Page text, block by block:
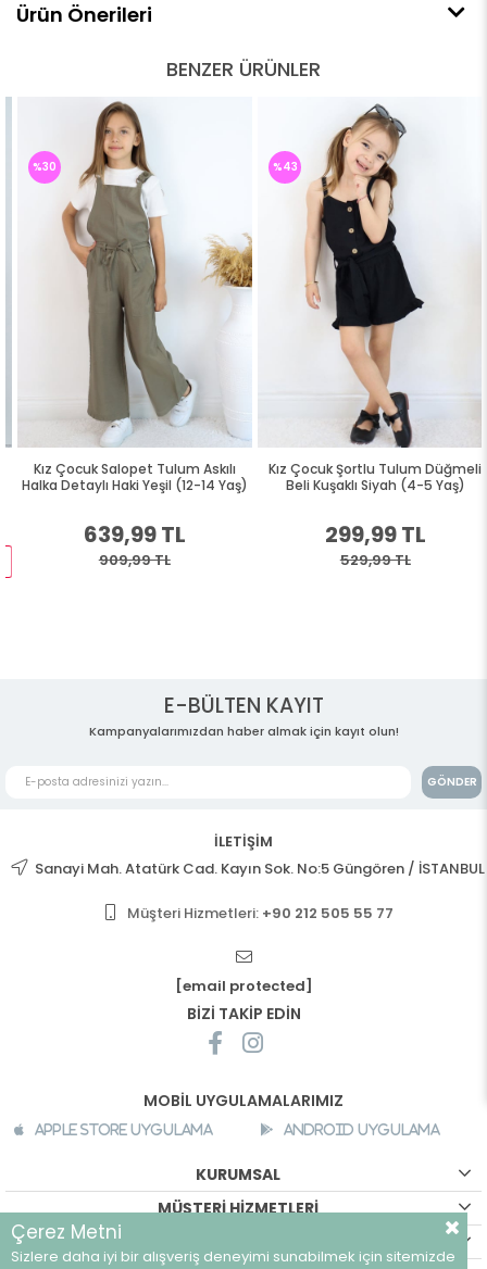
Ürün Önerileri
BENZER ÜRÜNLER
Kız Çocuk Salopet Tulum Askılı
Halka Detaylı Haki Yeşil (12-14 Yaş)
639,99 TL
909,99 TL
%30
Kız Çocuk Şortlu Tulum Düğmeli
Beli Kuşaklı Siyah (4-5 Yaş)
299,99 TL
529,99 TL
%43
E-BÜLTEN KAYIT
Kampanyalarımızdan haber almak için kayıt olun!
GÖNDER
İLETİŞİM
Sanayi Mah. Atatürk Cad. Kayın Sok. No:5 Güngören / İSTANBUL
Müşteri Hizmetleri: +90 212 505 55 77
[email protected]
BİZİ TAKİP EDİN
MOBİL UYGULAMALARIMIZ
Apple Store Uygulama Android Uygulama
KURUMSAL
MÜŞTERİ HİZMETLERİ
Çerez Metni
Sizlere daha iyi bir alışveriş deneyimi sunabilmek için sitemizde